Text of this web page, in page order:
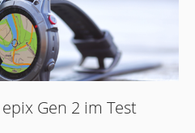
Gen 2 im Test